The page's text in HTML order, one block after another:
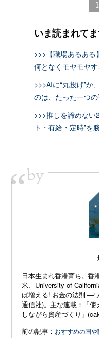
1
いま読まれて
>>>【職場あるあ
何となくモヤモヤ
>>>AIに“丸投げ”か
のは、たった一つの
>>>推しを諦めない
ト・有給・定時”を
“by
日本生まれ香港育ち。香
米、University of
ば増える! お金の法則 ―
通信社)。主な連載：「
しながら資産づくり」
前の記事： おすすめの国